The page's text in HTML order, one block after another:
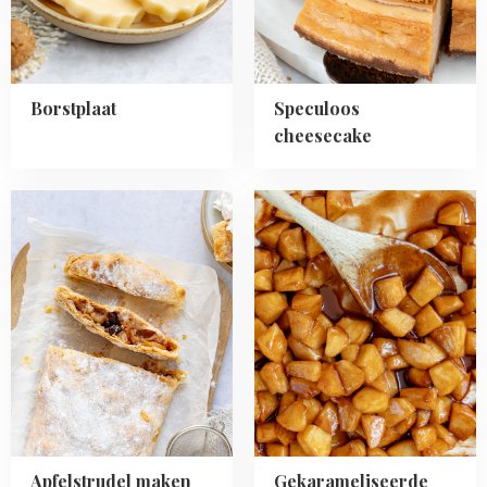
Borstplaat
Speculoos
cheesecake
Apfelstrudel maken
more
about
Apfelstrudel
maken
Gekarameliseerde
Read
more
about
Gekarameliseerde
appels